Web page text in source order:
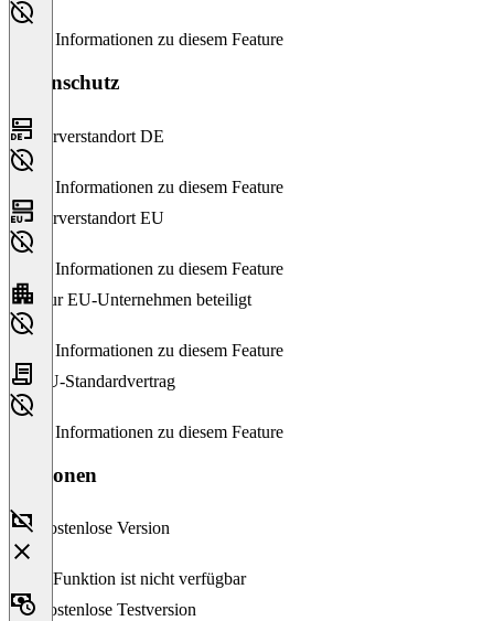
Keine Informationen zu diesem Feature
Datenschutz
Serverstandort DE
Keine Informationen zu diesem Feature
Serverstandort EU
Keine Informationen zu diesem Feature
Nur EU-Unternehmen beteiligt
Keine Informationen zu diesem Feature
EU-Standardvertrag
Keine Informationen zu diesem Feature
Versionen
Kostenlose Version
Diese Funktion ist nicht verfügbar
Kostenlose Testversion